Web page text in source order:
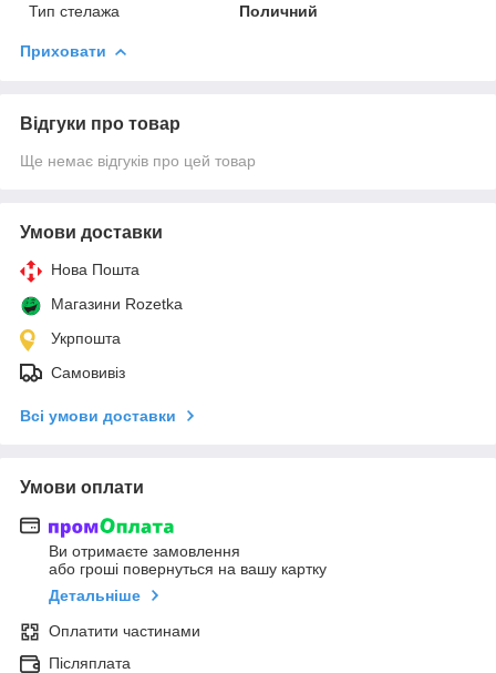
Тип стелажа Поличний
Приховати
Відгуки про товар
Ще немає відгуків про цей товар
Умови доставки
Нова Пошта
Магазини Rozetka
Укрпошта
Самовивіз
Всі умови доставки
Умови оплати
Ви отримаєте замовлення
або гроші повернуться на вашу картку
Детальніше
Оплатити частинами
Післяплата